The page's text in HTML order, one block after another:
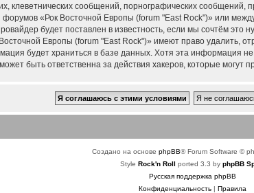
клеветнических сообщений, порнографических
форумов «Рок Восточной Европы (forum "East Rock")» или
будет поставлен в известность, если мы сочтём это
Европы (forum "East Rock")» имеют право удалить,
будет храниться в базе данных. Хотя эта информация
быть ответственна за действия хакеров, которые могут
Создано на основеphpBB® Forum Software ©
Style Rock'n Roll ported 3.3 by phpBB
Русская поддержка phpBB
Конфиденциальность |Правила